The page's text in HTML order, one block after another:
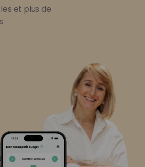
et plus de